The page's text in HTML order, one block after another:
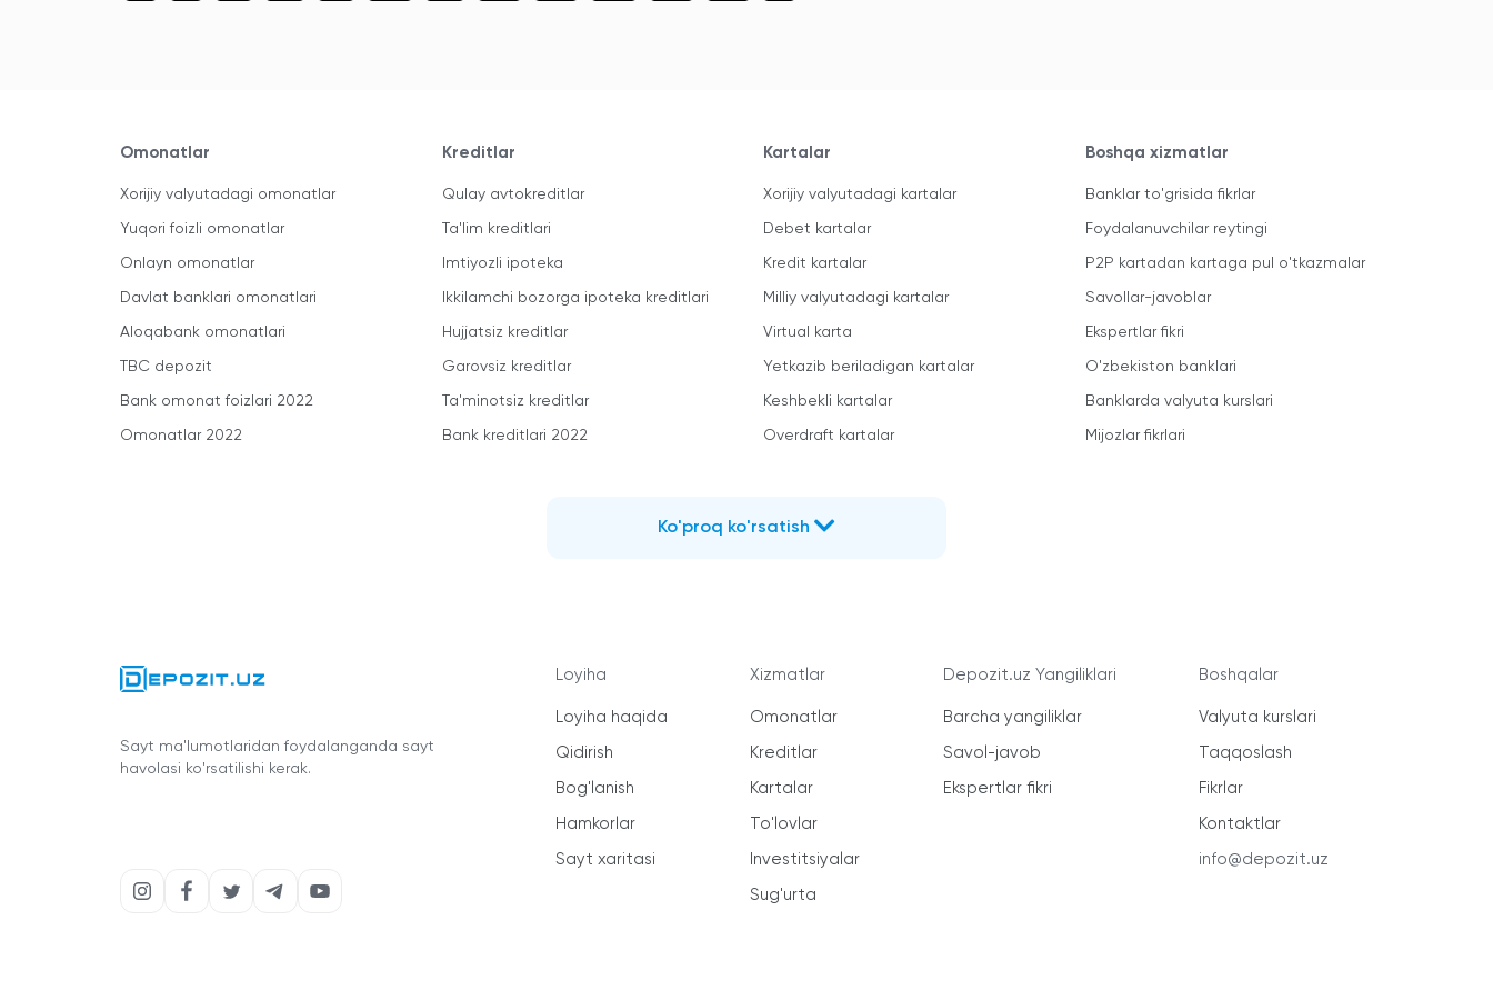
Omonatlar
Xorijiy valyutadagi omonatlar
Yuqori foizli omonatlar
Onlayn omonatlar
Davlat banklari omonatlari
Aloqabank omonatlari
TBC depozit
Bank omonat foizlari 2022
Omonatlar 2022
Kreditlar
Qulay avtokreditlar
Ta'lim kreditlari
Imtiyozli ipoteka
Ikkilamchi bozorga ipoteka kreditlari
Hujjatsiz kreditlar
Garovsiz kreditlar
Ta'minotsiz kreditlar
Bank kreditlari 2022
Kartalar
Xorijiy valyutadagi kartalar
Debet kartalar
Kredit kartalar
Milliy valyutadagi kartalar
Virtual karta
Yetkazib beriladigan kartalar
Keshbekli kartalar
Overdraft kartalar
Boshqa xizmatlar
Banklar to'grisida fikrlar
Foydalanuvchilar reytingi
P2P kartadan kartaga pul o'tkazmalar
Savollar-javoblar
Ekspertlar fikri
O'zbekiston banklari
Banklarda valyuta kurslari
Mijozlar fikrlari
Ko'proq ko'rsatish
Sayt ma'lumotlaridan foydalanganda sayt
havolasi ko'rsatilishi kerak.
Loyiha
Loyiha haqida
Qidirish
Bog'lanish
Hamkorlar
Sayt xaritasi
Xizmatlar
Omonatlar
Kreditlar
Kartalar
To'lovlar
Investitsiyalar
Sug'urta
Depozit.uz Yangiliklari
Barcha yangiliklar
Savol-javob
Ekspertlar fikri
Boshqalar
Valyuta kurslari
Taqqoslash
Fikrlar
Kontaktlar
info@depozit.uz